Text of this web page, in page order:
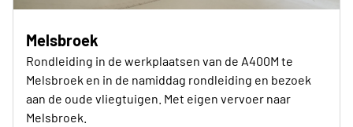
Melsbroek
Rondleiding in de werkplaatsen van de A400M te
Melsbroek en in de namiddag rondleiding en bezoek
aan de oude vliegtuigen. Met eigen vervoer naar
Melsbroek.